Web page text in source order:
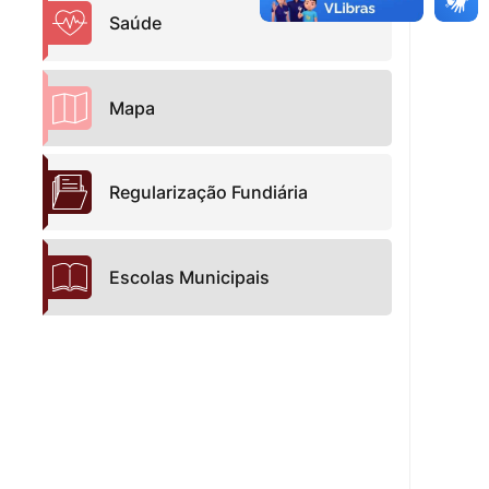
Saúde
Mapa
Regularização Fundiária
Escolas Municipais